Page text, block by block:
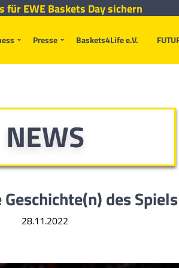
Presse Baskets4Life e.V.
für EWE Baskets Day sichern
NEWS
des Spiels
28.11.2022